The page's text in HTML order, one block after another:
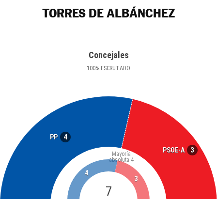
TORRES DE ALBÁNCHEZ
Concejales
100% ESCRUTADO
PP 4
PSOE-A 3
7
Mayoría
absoluta 4
4
3